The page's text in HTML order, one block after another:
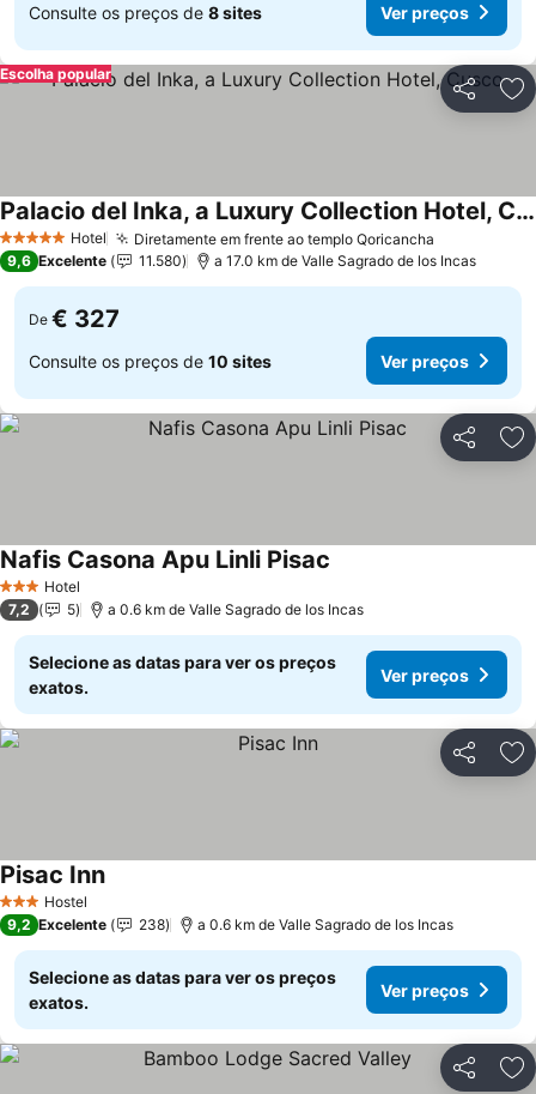
Consulte os preços de 8 sites Ver preços
Partilhar
Escolha popular
5 Estrelas Hotel Diretamente em frente ao templo Qoricancha
Palacio del Inka, a Luxury Collection Hotel, Cusco
9,6 Excelente 11.580 a 17.0 km de Valle Sagrado de los Incas
De € 327
Consulte os preços de 10 sites Ver preços
Partilhar
3 EstrelasHotel
Nafis Casona Apu Linli Pisac
7,2 5 a 0.6 km de Valle Sagrado de los Incas
Selecione as datas para ver os preços
exatos.
Ver preços
Partilhar
3 EstrelasHostel
Pisac Inn
9,2 Excelente 238 a 0.6 km de Valle Sagrado de los Incas
Selecione as datas para ver os preços
exatos.
Ver preços
Partilhar